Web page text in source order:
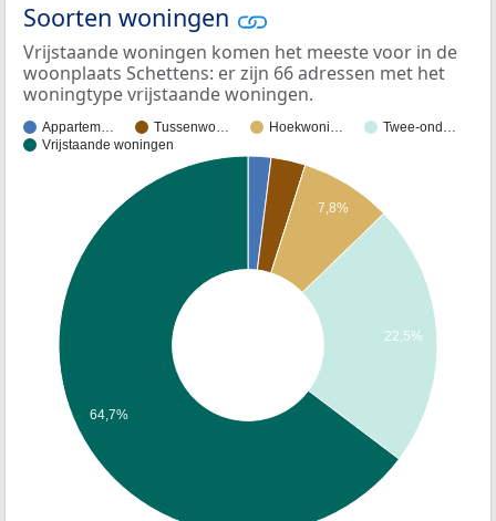
Soorten woningen
Vrijstaande woningen komen het meeste voor in de
woonplaats Schettens: er zijn 66 adressen met het
woningtype vrijstaande woningen.
Appartem… Tussenwo… Hoekwoni…
Twee-ond…
Vrijstaande woningen
7,8%
22,5%
64,7%